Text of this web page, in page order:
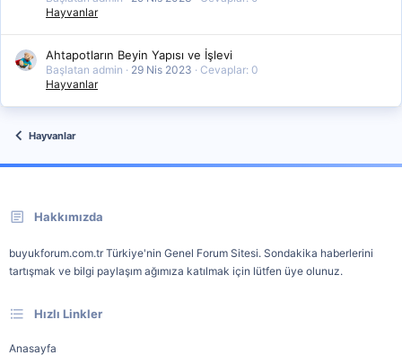
Hayvanlar
Ahtapotların Beyin Yapısı ve İşlevi
Başlatan admin 29 Nis 2023
Cevaplar: 0
Hayvanlar
Hayvanlar
Hakkımızda
buyukforum.com.tr Türkiye'nin Genel Forum Sitesi. Sondakika haberlerini
tartışmak ve bilgi paylaşım ağımıza katılmak için lütfen üye olunuz.
Hızlı Linkler
Anasayfa